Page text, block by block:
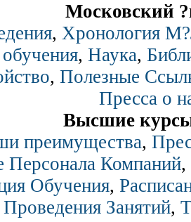
Московский
, Хронология
, Наука,
, Полезные
Пресса о
Высшие
преимущества,
Персонала Компаний,
Обучения,
Проведения Занятий,